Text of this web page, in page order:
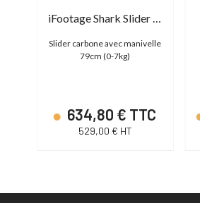
iFootage Shark Slider S1 (Standard)
Slider carbone avec manivelle
79cm (0-7kg)
634,80 € TTC
529,00 € HT